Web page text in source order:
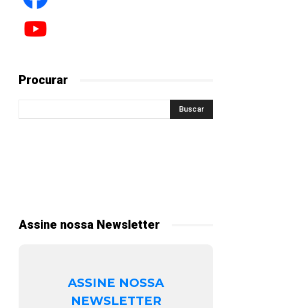
Procurar
Assine nossa Newsletter
ASSINE NOSSA
NEWSLETTER